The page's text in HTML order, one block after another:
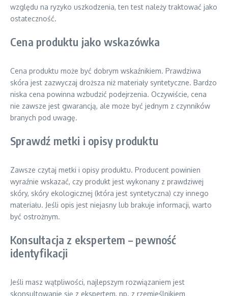
względu na ryzyko uszkodzenia, ten test należy traktować jako
ostateczność.
Cena produktu jako wskazówka
Cena produktu może być dobrym wskaźnikiem. Prawdziwa
skóra jest zazwyczaj droższa niż materiały syntetyczne. Bardzo
niska cena powinna wzbudzić podejrzenia. Oczywiście, cena
nie zawsze jest gwarancją, ale może być jednym z czynników
branych pod uwagę.
Sprawdź metki i opisy produktu
Zawsze czytaj metki i opisy produktu. Producent powinien
wyraźnie wskazać, czy produkt jest wykonany z prawdziwej
skóry, skóry ekologicznej (która jest syntetyczna) czy innego
materiału. Jeśli opis jest niejasny lub brakuje informacji, warto
być ostrożnym.
Konsultacja z ekspertem – pewność
identyfikacji
Jeśli masz wątpliwości, najlepszym rozwiązaniem jest
skonsultowanie się z ekspertem, np. z rzemieślnikiem